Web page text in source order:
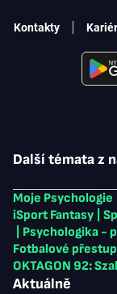
Další témata z
Moje Psychologie
iSport Fantasy
Psychologika -
Fotbalové
OKTAGON 92:
Aktuálně
Kontakty